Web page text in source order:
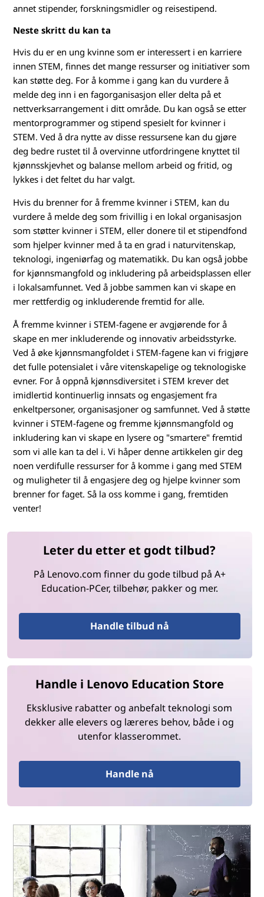
annet stipender, forskningsmidler og reisestipend.
Neste skritt du kan ta
Hvis du er en ung kvinne som er interessert i en karriere
innen STEM, finnes det mange ressurser og initiativer som
kan støtte deg. For å komme i gang kan du vurdere å
melde deg inn i en fagorganisasjon eller delta på et
nettverksarrangement i ditt område. Du kan også se etter
mentorprogrammer og stipend spesielt for kvinner i
STEM. Ved å dra nytte av disse ressursene kan du gjøre
deg bedre rustet til å overvinne utfordringene knyttet til
kjønnsskjevhet og balanse mellom arbeid og fritid, og
lykkes i det feltet du har valgt.
Hvis du brenner for å fremme kvinner i STEM, kan du
vurdere å melde deg som frivillig i en lokal organisasjon
som støtter kvinner i STEM, eller donere til et stipendfond
som hjelper kvinner med å ta en grad i naturvitenskap,
teknologi, ingeniørfag og matematikk. Du kan også jobbe
for kjønnsmangfold og inkludering på arbeidsplassen eller
i lokalsamfunnet. Ved å jobbe sammen kan vi skape en
mer rettferdig og inkluderende fremtid for alle.
Å fremme kvinner i STEM-fagene er avgjørende for å
skape en mer inkluderende og innovativ arbeidsstyrke.
Ved å øke kjønnsmangfoldet i STEM-fagene kan vi frigjøre
det fulle potensialet i våre vitenskapelige og teknologiske
evner. For å oppnå kjønnsdiversitet i STEM krever det
imidlertid kontinuerlig innsats og engasjement fra
enkeltpersoner, organisasjoner og samfunnet. Ved å støtte
kvinner i STEM-fagene og fremme kjønnsmangfold og
inkludering kan vi skape en lysere og "smartere" fremtid
som vi alle kan ta del i. Vi håper denne artikkelen gir deg
noen verdifulle ressurser for å komme i gang med STEM
og muligheter til å engasjere deg og hjelpe kvinner som
brenner for faget. Så la oss komme i gang, fremtiden
venter!
Leter du etter et godt tilbud?
På Lenovo.com finner du gode tilbud på A+
Education-PCer, tilbehør, pakker og mer.
Handle tilbud nå
Handle i Lenovo Education Store
Eksklusive rabatter og anbefalt teknologi som
dekker alle elevers og læreres behov, både i og
utenfor klasserommet.
Handle nå